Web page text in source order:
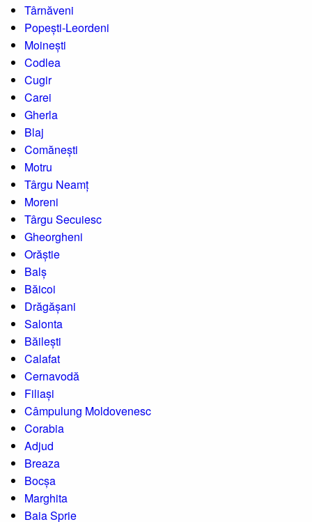
Târnăveni
Popești-Leordeni
Moinești
Codlea
Cugir
Carei
Gherla
Blaj
Comănești
Motru
Târgu Neamț
Moreni
Târgu Secuiesc
Gheorgheni
Orăștie
Balș
Băicoi
Drăgășani
Salonta
Băilești
Calafat
Cernavodă
Filiași
Câmpulung Moldovenesc
Corabia
Adjud
Breaza
Bocșa
Marghita
Baia Sprie